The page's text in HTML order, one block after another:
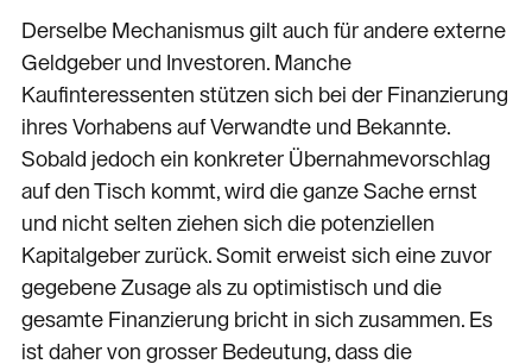
Derselbe Mechanismus gilt auch für andere externe
Geldgeber und Investoren. Manche
Kaufinteressenten stützen sich bei der Finanzierung
ihres Vorhabens auf Verwandte und Bekannte.
Sobald jedoch ein konkreter Übernahmevorschlag
auf den Tisch kommt, wird die ganze Sache ernst
und nicht selten ziehen sich die potenziellen
Kapitalgeber zurück. Somit erweist sich eine zuvor
gegebene Zusage als zu optimistisch und die
gesamte Finanzierung bricht in sich zusammen. Es
ist daher von grosser Bedeutung, dass die